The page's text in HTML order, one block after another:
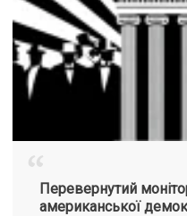
“Перевернутий
американської